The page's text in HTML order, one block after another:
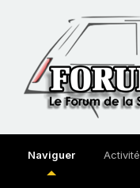
Naviguer Activité